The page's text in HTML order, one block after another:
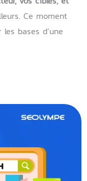
Ce moment
bases d’une